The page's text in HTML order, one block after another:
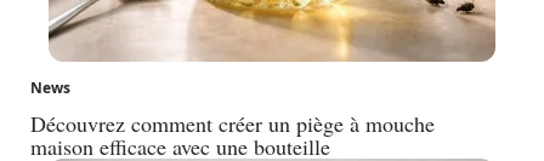
News
Découvrez comment créer un piège à mouche
maison efficace avec une bouteille